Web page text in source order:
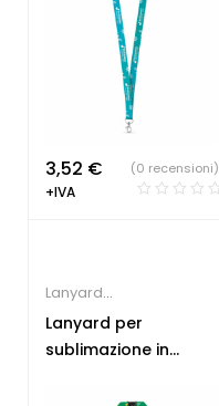
3,52 €
+IVA
(0 recensioni)
Lanyard
personalizzabili
Lanyard per
sublimazione in